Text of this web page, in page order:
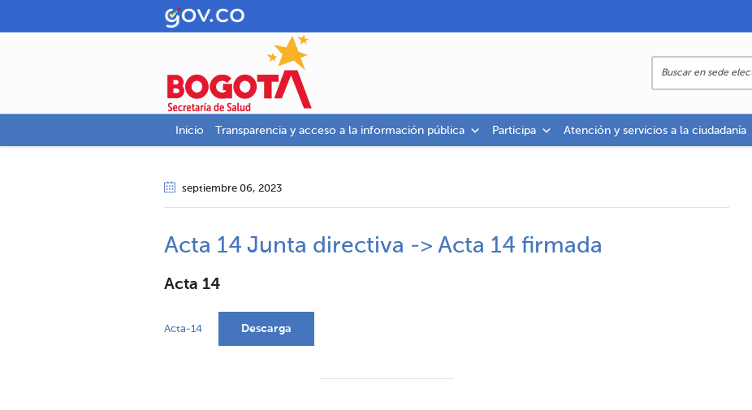
Inicio Transparencia y acceso a la información pública Participa Atención y servicios a la ciudadanía
septiembre 06, 2023
Acta 14 Junta directiva -> Acta 14 firmada
Acta 14
Acta-14 Descarga